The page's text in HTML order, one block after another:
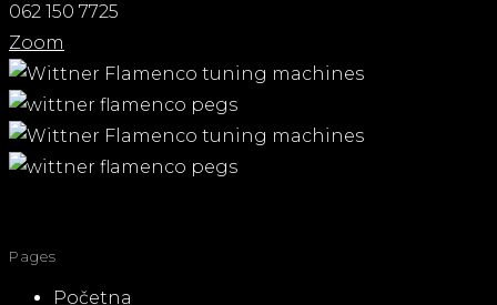
062 150 7725
Zoom
Pages
Početna